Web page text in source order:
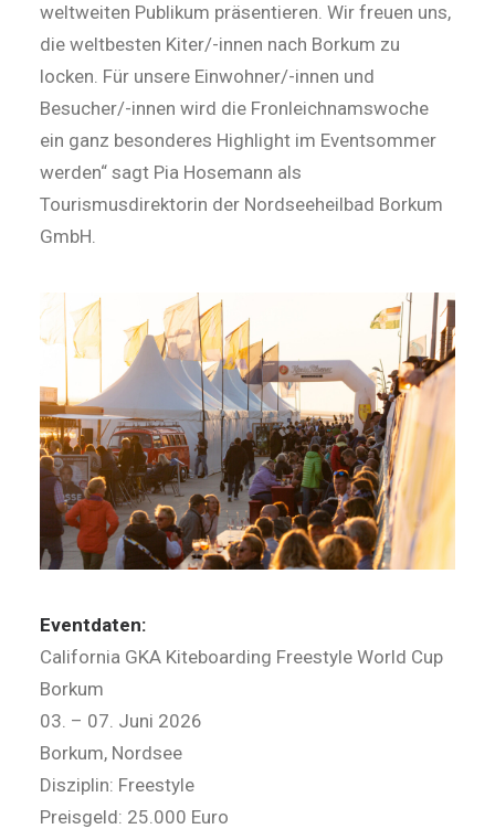
weltweiten Publikum präsentieren. Wir freuen uns,
die weltbesten Kiter/-innen nach Borkum zu
locken. Für unsere Einwohner/-innen und
Besucher/-innen wird die Fronleichnamswoche
ein ganz besonderes Highlight im Eventsommer
werden“ sagt Pia Hosemann als
Tourismusdirektorin der Nordseeheilbad Borkum
GmbH.
Eventdaten:
California GKA Kiteboarding Freestyle World Cup
Borkum
03. – 07. Juni 2026
Borkum, Nordsee
Disziplin: Freestyle
Preisgeld: 25.000 Euro